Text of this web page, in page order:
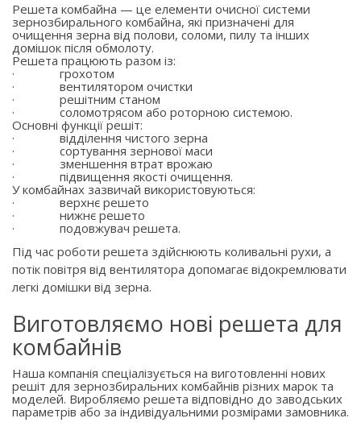
Решета комбайна — це елементи очисної системи
зернозбирального комбайна, які призначені для
очищення зерна від полови, соломи, пилу та інших
домішок після обмолоту.
Решета працюють разом із:
·
грохотом
·
вентилятором очистки
·
решітним станом
·
соломотрясом або роторною системою.
Основні функції решіт:
·
відділення чистого зерна
·
сортування зернової маси
·
зменшення втрат врожаю
·
підвищення якості очищення.
У комбайнах зазвичай використовуються:
·
верхнє решето
·
нижнє решето
·
подовжувач решета.
Під час роботи решета здійснюють коливальні рухи, а
потік повітря від вентилятора допомагає відокремлювати
легкі домішки від зерна.
Виготовляємо нові решета для
комбайнів
Наша компанія спеціалізується на виготовленні нових
решіт для зернозбиральних комбайнів різних марок та
моделей. Виробляємо решета відповідно до заводських
параметрів або за індивідуальними розмірами замовника.